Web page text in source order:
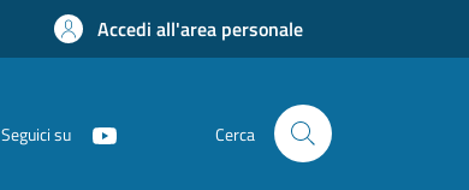
Accedi all'area personale
Seguici su Cerca